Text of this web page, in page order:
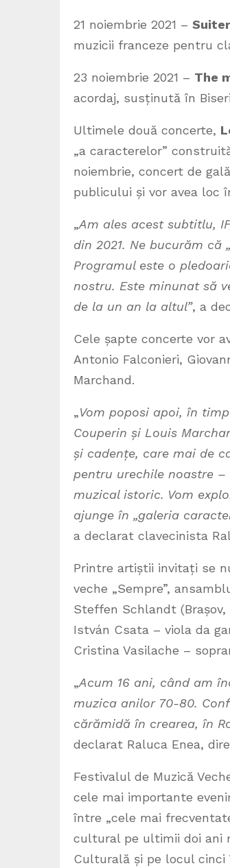
21 noiembrie 2021 –
muzicii franceze pentru
23 noiembrie 2021 – The
acordaj, susținută în
Ultimele două concerte,
„a caracterelor”
noiembrie, concert de
publicului și vor avea loc
„Am ales acest subtitlu,
din 2021. Ne bucurăm
Programul este o
nostru. Este minunat să
de la un an la altul”, a
Cele șapte concerte vor
Antonio Falconieri,
Marchand.
„Vom poposi apoi, în
Couperin și Louis
și cadențe, care mai de
pentru urechile noastre
muzical istoric. Vom
ajunge în „galeria
a declarat clavecinista
Printre artiștii invitați se
veche „Sempre”,
Steffen Schlandt (Brașov,
István Csata – viola da
Cristina Vasilache –
„Acum 16 ani, când am
muzica anilor 70-80.
cărămidă în crearea, în
declarat Raluca Enea,
Festivalul de Muzică
cele mai importante
între „cele mai
cultural pe ultimii doi ani
Culturală și pe locul